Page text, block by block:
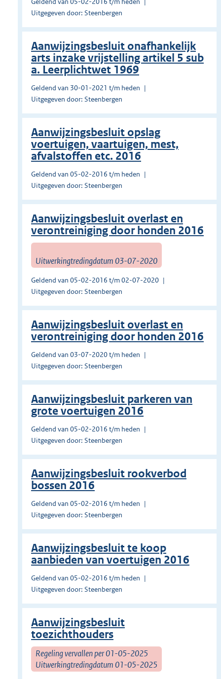
Uitgegeven door: Steenbergen
Aanwijzingsbesluit onafhankelijk
arts inzake vrijstelling artikel 5 sub
a. Leerplichtwet 1969
Geldend van 30-01-2021 t/m heden
Uitgegeven door: Steenbergen
Aanwijzingsbesluit opslag
voertuigen, vaartuigen, mest,
afvalstoffen etc. 2016
Geldend van 05-02-2016 t/m heden
Uitgegeven door: Steenbergen
Aanwijzingsbesluit overlast en
verontreiniging door honden 2016
Uitwerkingtredingdatum 03-07-2020
Geldend van 05-02-2016 t/m 02-07-2020
Uitgegeven door: Steenbergen
Aanwijzingsbesluit overlast en
verontreiniging door honden 2016
Geldend van 03-07-2020 t/m heden
Uitgegeven door: Steenbergen
Aanwijzingsbesluit parkeren van
grote voertuigen 2016
Geldend van 05-02-2016 t/m heden
Uitgegeven door: Steenbergen
Aanwijzingsbesluit rookverbod
bossen 2016
Geldend van 05-02-2016 t/m heden
Uitgegeven door: Steenbergen
Aanwijzingsbesluit te koop
aanbieden van voertuigen 2016
Geldend van 05-02-2016 t/m heden
Uitgegeven door: Steenbergen
Aanwijzingsbesluit
toezichthouders
Regeling vervallen per 01-05-2025
Uitwerkingtredingdatum 01-05-2025